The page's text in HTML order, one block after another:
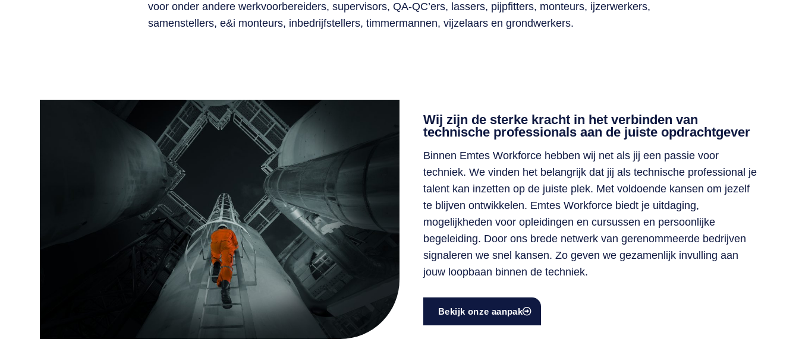
voor onder andere werkvoorbereiders, supervisors, QA-QC’ers, lassers, pijpfitters, monteurs, ijzerwerkers,
samenstellers, e&i monteurs, inbedrijfstellers, timmermannen, vijzelaars en grondwerkers.
Wij zijn de sterke kracht in het verbinden van
technische professionals aan de juiste opdrachtgever
Binnen Emtes Workforce hebben wij net als jij een passie voor
techniek. We vinden het belangrijk dat jij als technische professional je
talent kan inzetten op de juiste plek. Met voldoende kansen om jezelf
te blijven ontwikkelen. Emtes Workforce biedt je uitdaging,
mogelijkheden voor opleidingen en cursussen en persoonlijke
begeleiding. Door ons brede netwerk van gerenommeerde bedrijven
signaleren we snel kansen. Zo geven we gezamenlijk invulling aan
jouw loopbaan binnen de techniek.
Bekijk onze aanpak